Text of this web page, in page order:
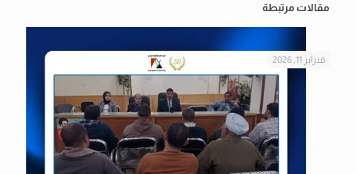
مقالات مرتبطة
فبراير 11, 2026